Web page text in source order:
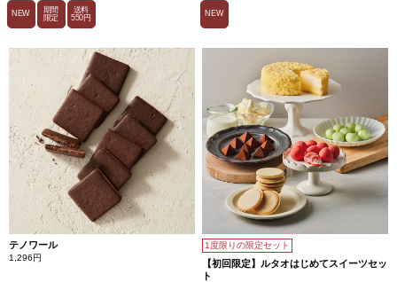
NEW
期間
限定
送料
550円
NEW
テノワール
1,296円
1度限りの限定セット
【初回限定】ルタオはじめてスイーツセッ
ト